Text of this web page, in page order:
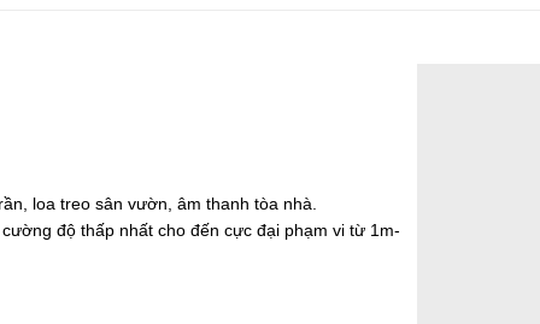
loa treo sân vườn, âm thanh tòa nhà.
độ thấp nhất cho đến cực đại phạm vi từ 1m-